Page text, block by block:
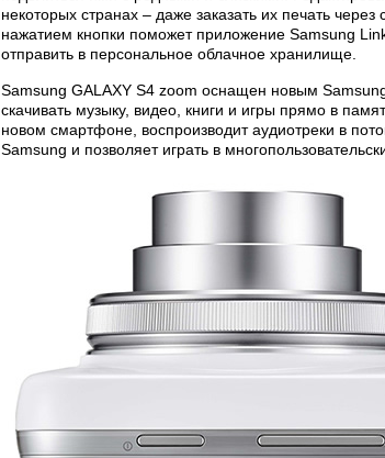
некоторых странах – даже заказать их печать
нажатием кнопки поможет приложение Samsung
отправить в персональное облачное хранилище.
Samsung GALAXY S4 zoom оснащен новым
скачивать музыку, видео, книги и игры прямо в
новом смартфоне, воспроизводит аудиотреки в
Samsung и позволяет играть в